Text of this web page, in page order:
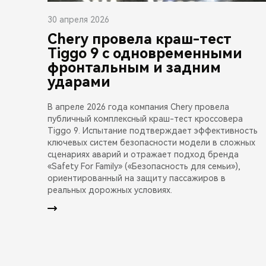
30 апреля 2026
Chery провела краш-тест
Tiggo 9 с одновременными
фронтальным и задним
ударами
В апреле 2026 года компания Chery провела
публичный комплексный краш-тест кроссовера
Tiggo 9. Испытание подтверждает эффективность
ключевых систем безопасности модели в сложных
сценариях аварий и отражает подход бренда
«Safety For Family» («Безопасность для семьи»),
ориентированный на защиту пассажиров в
реальных дорожных условиях.